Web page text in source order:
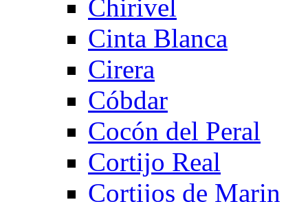
Chirivel
Cinta Blanca
Cirera
Cóbdar
Cocón del Peral
Cortijo Real
Cortijos de Marin